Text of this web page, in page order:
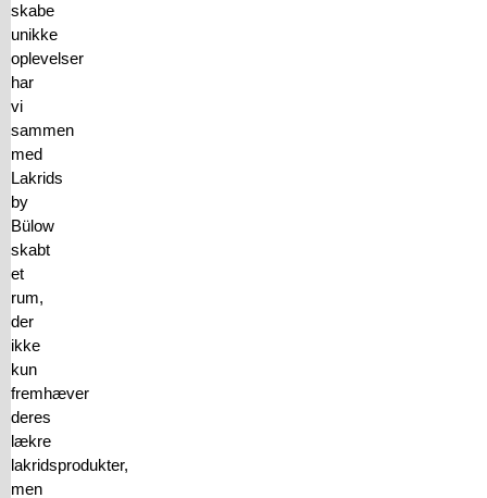
skabe
unikke
oplevelser
har
vi
sammen
med
Lakrids
by
Bülow
skabt
et
rum,
der
ikke
kun
fremhæver
deres
lækre
lakridsprodukter,
men